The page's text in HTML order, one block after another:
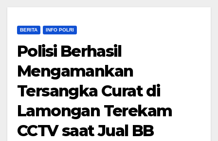
BERITA INFO POLRI
Polisi Berhasil
Mengamankan
Tersangka Curat di
Lamongan Terekam
CCTV saat Jual BB